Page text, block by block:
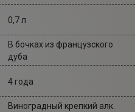
0,7 л
В бочках из французского
дуба
4 года
Виноградный крепкий алк.